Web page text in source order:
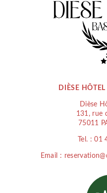
DIÈSE
Dièse
131, rue
75011
Tel. :01
Email :